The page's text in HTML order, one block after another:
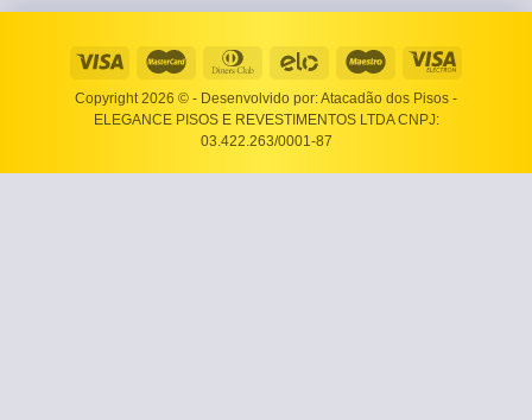
Copyright 2026 © - Desenvolvido por: Atacadão dos Pisos -
ELEGANCE PISOS E REVESTIMENTOS LTDA CNPJ:
03.422.263/0001-87